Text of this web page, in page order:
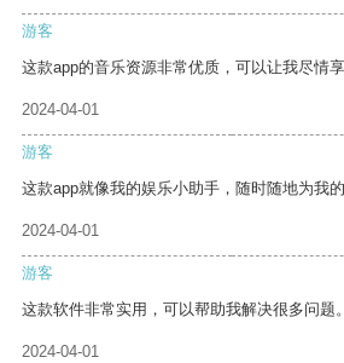
游客
这款app的音乐资源非常优质，可以让我尽情享
2024-04-01
游客
这款app就像我的娱乐小助手，随时随地为我的
2024-04-01
游客
这款软件非常实用，可以帮助我解决很多问题。
2024-04-01